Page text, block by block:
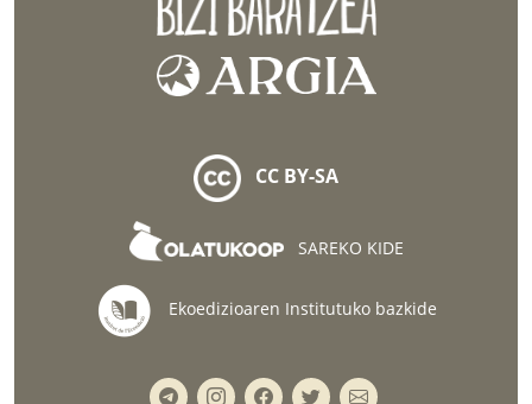
CC BY-SA
SAREKO KIDE
Ekoedizioaren Institutuko bazkide